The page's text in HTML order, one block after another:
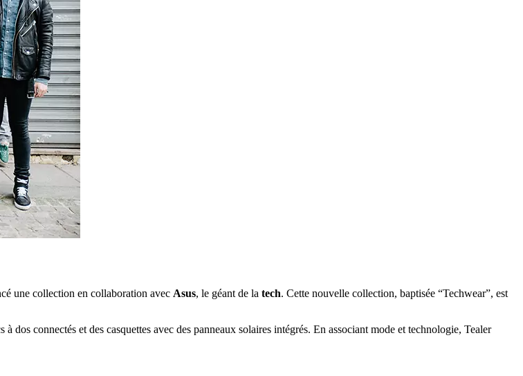
une collection en collaboration avec Asus, le géant de la tech. Cette nouvelle collection, baptisée “Techwear”, est
dos connectés et des casquettes avec des panneaux solaires intégrés. En associant mode et technologie, Tealer